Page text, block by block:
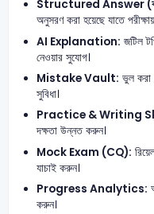
Structured Answer
অনুসরণ করা হয়েছে যাতে
AI Explanation: জটিল
নেওয়ার সুযোগ।
Mistake Vault: ভুল করা
সুবিধা।
Practice & Writing
দক্ষতা উন্নত করুন।
Mock Exam (CQ):
যাচাই করুন।
Progress Analytics:
করুন।